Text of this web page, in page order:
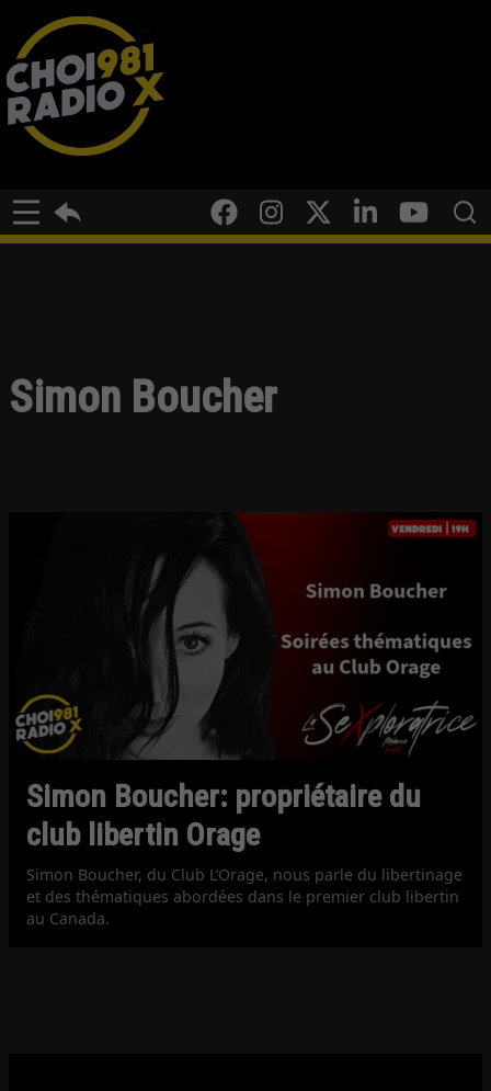
Simon Boucher
Simon Boucher: propriétaire du
club libertin Orage
Simon Boucher, du Club L’Orage, nous parle du libertinage
et des thématiques abordées dans le premier club libertin
au Canada.